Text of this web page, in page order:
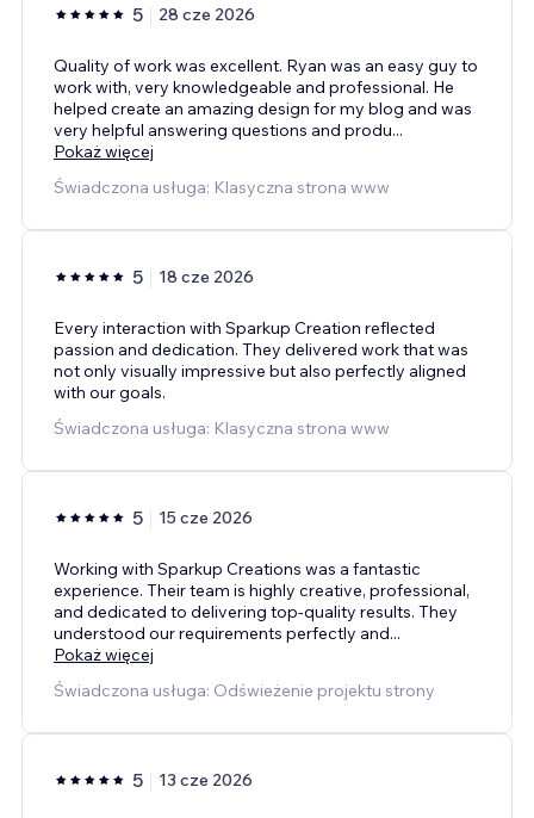
5 28 cze 2026
Quality of work was excellent. Ryan was an easy guy to
work with, very knowledgeable and professional. He
helped create an amazing design for my blog and was
very helpful answering questions and produ...
Pokaż więcej
Świadczona usługa: Klasyczna strona www
5 18 cze 2026
Every interaction with Sparkup Creation reflected
passion and dedication. They delivered work that was
not only visually impressive but also perfectly aligned
with our goals.
Świadczona usługa: Klasyczna strona www
5 15 cze 2026
Working with Sparkup Creations was a fantastic
experience. Their team is highly creative, professional,
and dedicated to delivering top-quality results. They
understood our requirements perfectly and...
Pokaż więcej
Świadczona usługa: Odświeżenie projektu strony
5 13 cze 2026